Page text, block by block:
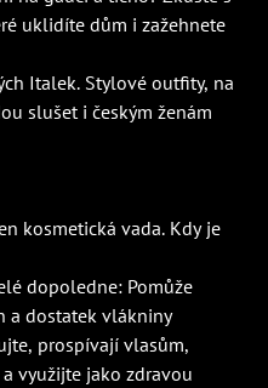
uklidíte dům i zažehnete
Italek. Stylové outfity, na
slušet i českým ženám
kosmetická vada. Kdy je
dopoledne: Pomůže
a dostatek vlákniny
prospívají vlasům,
využijte jako zdravou